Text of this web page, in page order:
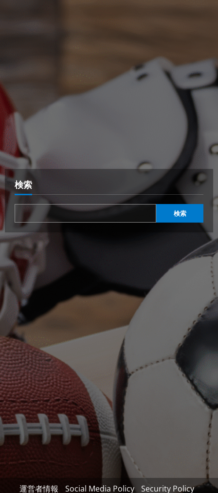
検索
検索
運営者情報 Social Media Policy Security Policy